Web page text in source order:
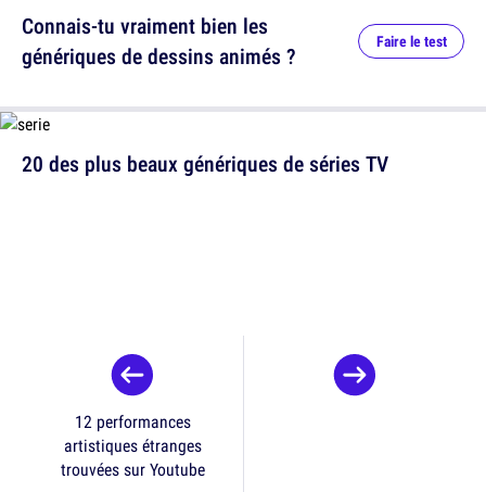
20 des plus beaux génériques de séries TV
Connais-tu vraiment bien les
génériques de dessins animés ?
Faire le test
12 performances
artistiques étranges
trouvées sur Youtube